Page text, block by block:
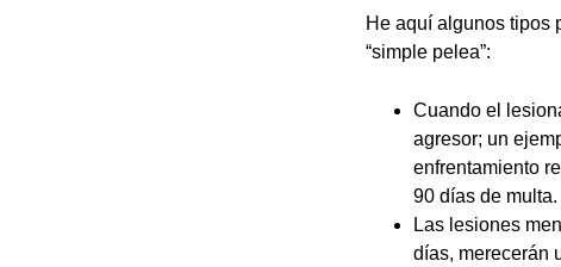
He aquí algunos tipos
“simple pelea”:
Cuando el
agresor; un
enfrentamiento
90 días de multa.
Las lesiones
días, merecerán